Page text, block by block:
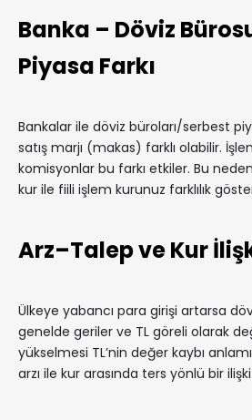
Banka – Döviz
Piyasa Farkı
Bankalar ile döviz büroları/serbest
satış marjı (makas) farklı olabilir.
komisyonlar bu farkı etkiler. Bu
kur ile fiili işlem kurunuz farklılık
Arz–Talep ve Kur
Ülkeye yabancı para girişi artarsa
genelde geriler ve TL göreli olarak
yükselmesi TL’nin değer kaybı
arzı ile kur arasında ters yönlü bir ilişki